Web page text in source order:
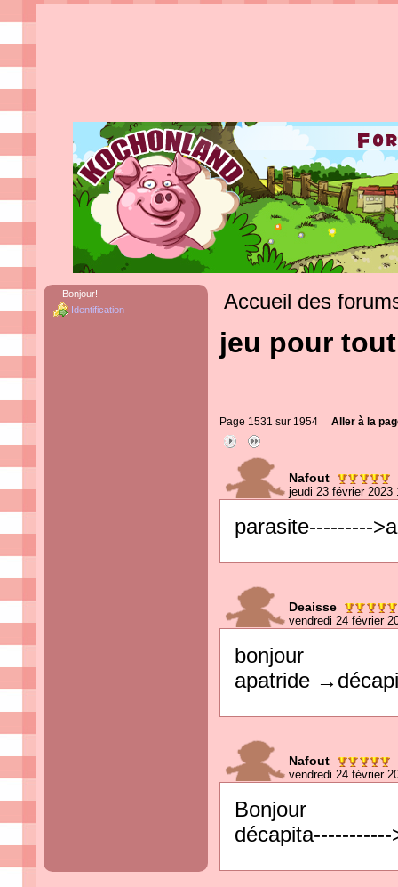
Bonjour!
Identification
Accueil des
jeu pour
Page 1531 sur 1954 Aller à la
Nafout
jeudi 23 février 2023
parasite---------
Deaisse
vendredi 24 février
bonjour
apatride
Nafout
vendredi 24 février
Bonjour
décapita-----------